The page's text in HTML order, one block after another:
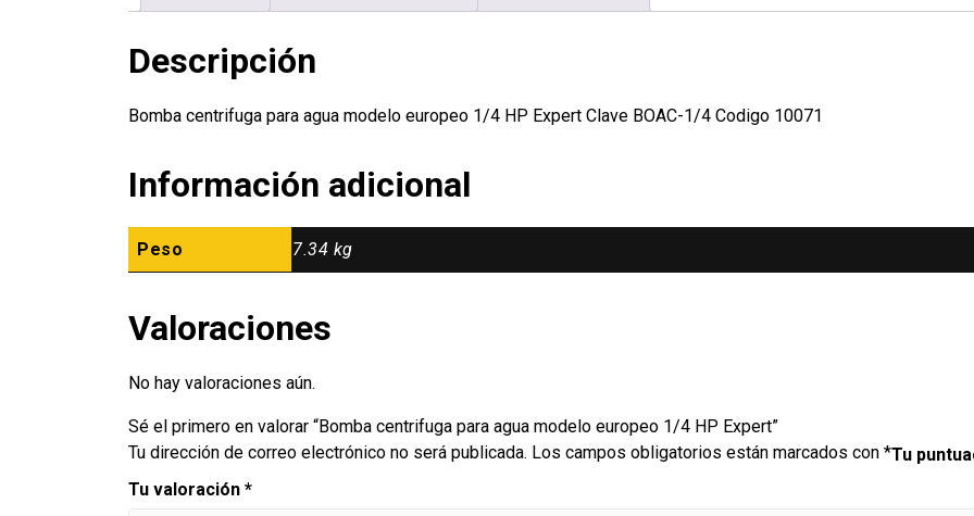
Descripción
Bomba centrifuga para agua modelo europeo 1/4 HP Expert Clave BOAC-1/4 Codigo 10071
Información adicional
Peso 7.34 kg
Valoraciones
No hay valoraciones aún.
Sé el primero en valorar “Bomba centrifuga para agua modelo europeo 1/4 HP Expert”
Tu dirección de correo electrónico no será publicada. Los campos obligatorios están marcados con *Tu
Tu valoración *